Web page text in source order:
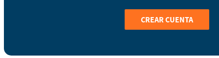
CREAR CUENTA